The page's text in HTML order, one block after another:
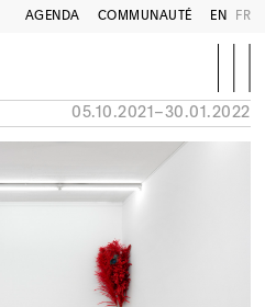
AGENDA COMMUNAUTÉ EN FR
05.10.2021–30.01.2022